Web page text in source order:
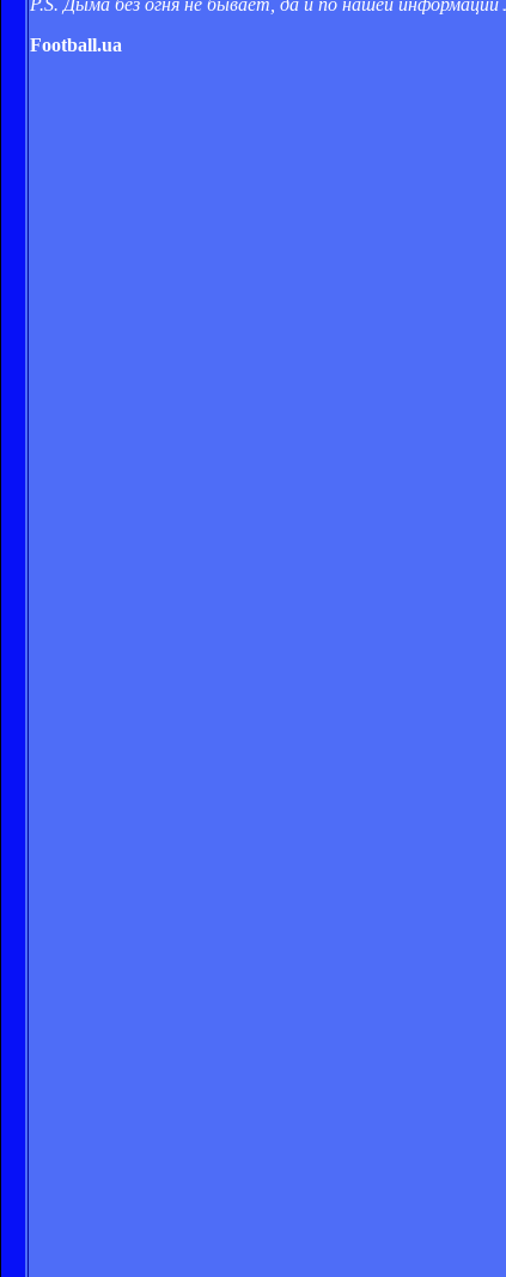
Football.ua